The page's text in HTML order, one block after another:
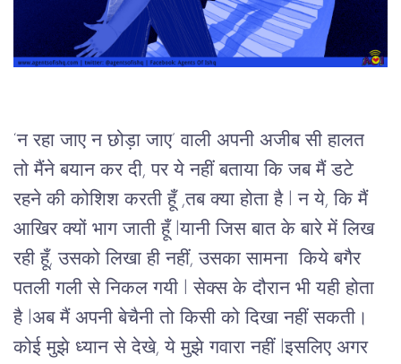
‘न रहा जाए न छोड़ा जाए’ वाली अपनी अजीब सी हालत
तो मैंने बयान कर दी, पर ये नहीं बताया कि जब मैं डटे
रहने की कोशिश करती हूँ ,तब क्या होता है l न ये, कि मैं
आखिर क्यों भाग जाती हूँ lयानी जिस बात के बारे में लिख
रही हूँ, उसको लिखा ही नहीं, उसका सामना  किये बगैर
पतली गली से निकल गयी l सेक्स के दौरान भी यही होता
है lअब मैं अपनी बेचैनी तो किसी को दिखा नहीं सकती।
कोई मुझे ध्यान से देखे, ये मुझे गवारा नहीं lइसलिए अगर